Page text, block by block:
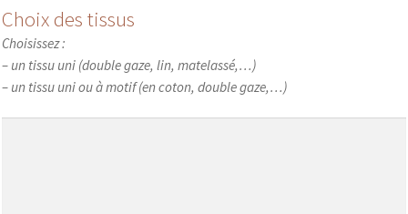
Choix des tissus
Choisissez :
– un tissu uni (double gaze, lin, matelassé,…)
– un tissu uni ou à motif (en coton, double gaze,…)